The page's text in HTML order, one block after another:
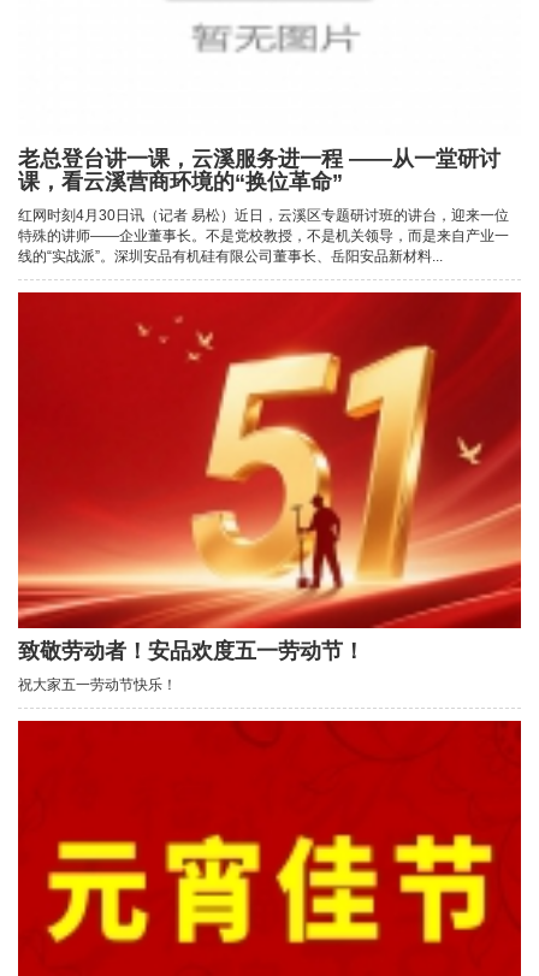
老总登台讲一课，云溪服务进一程 ——从一堂研讨
课，看云溪营商环境的“换位革命”
红网时刻4月30日讯（记者 易松）近日，云溪区专题研讨班的讲台，迎来一位
特殊的讲师——企业董事长。不是党校教授，不是机关领导，而是来自产业一
线的“实战派”。深圳安品有机硅有限公司董事长、岳阳安品新材料...
致敬劳动者！安品欢度五一劳动节！
祝大家五一劳动节快乐！